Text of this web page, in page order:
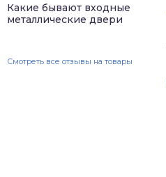
Какие бывают входные
металлические двери
Смотреть все отзывы на товары